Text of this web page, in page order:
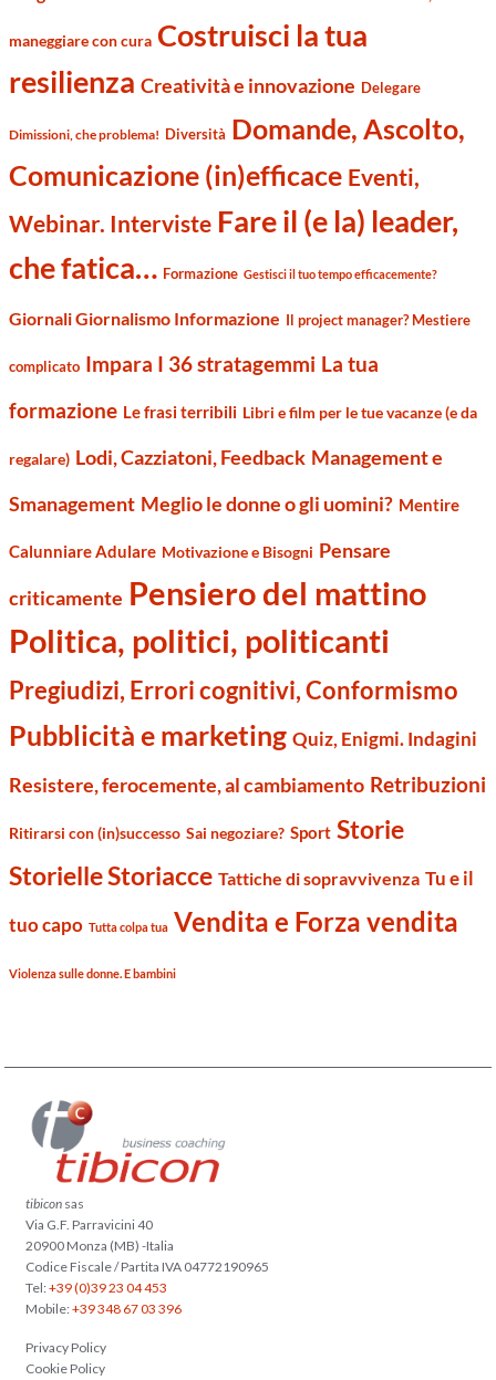
maneggiare con cura Costruisci la tua
resilienza Creatività e innovazione Delegare
Dimissioni, che problema! Diversità Domande, Ascolto,
Comunicazione (in)efficace Eventi,
Webinar. Interviste Fare il (e la) leader,
che fatica… Formazione Gestisci il tuo tempo efficacemente?
Giornali Giornalismo Informazione Il project manager? Mestiere
complicato Impara I 36 stratagemmi La tua
formazione Le frasi terribili Libri e film per le tue vacanze (e da
regalare) Lodi, Cazziatoni, Feedback Management e
Smanagement Meglio le donne o gli uomini? Mentire
Calunniare Adulare Motivazione e Bisogni Pensare
criticamente Pensiero del mattino
Politica, politici, politicanti
Pregiudizi, Errori cognitivi, Conformismo
Pubblicità e marketing Quiz, Enigmi. Indagini
Resistere, ferocemente, al cambiamento Retribuzioni
Ritirarsi con (in)successo Sai negoziare? Sport Storie
Storielle Storiacce Tattiche di sopravvivenza Tu e il
tuo capo Tutta colpa tua Vendita e Forza vendita
Violenza sulle donne. E bambini
tibicon sas
Via G.F. Parravicini 40
20900 Monza (MB) -Italia
Codice Fiscale / Partita IVA 04772190965
Tel:+39 (0)39 23 04 453
Mobile:+39 348 67 03 396
Privacy Policy
Cookie Policy